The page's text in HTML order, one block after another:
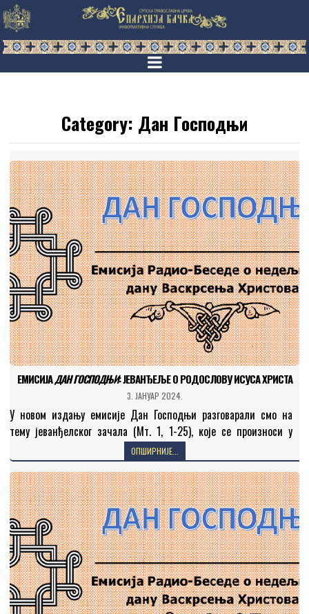
Category: Дан Господњи
ЕМИСИЈАДАН ГОСПОДЊИ: JEВАНЂЕЉЕ О РОДОСЛОВУ ИСУСА ХРИСТА
3. ЈАНУАР 2024.
У новом издању емисије Дан Господњи разговарали смо на
тему јеванђелског зачала (Мт. 1, 1-25), које се произноси у
недељу пред Рождество Христово. Родослов Господа…
ОПШИРНИЈЕ...